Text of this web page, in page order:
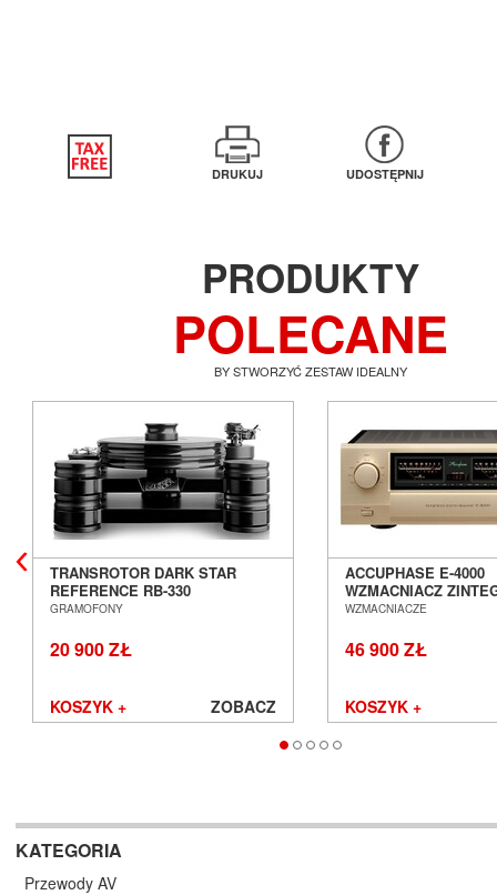
DRUKUJ UDOSTĘPNIJ
PRODUKTY
POLECANE
BY STWORZYĆ ZESTAW IDEALNY
TRANSROTOR DARK STAR
REFERENCE RB-330
GRAMOFON ANALOGOWY
GRAMOFONY
20 900 ZŁ
KOSZYK + ZOBACZ
ACCUPHASE E-4000
WZMACNIACZ
SALON POZNAŃ
WZMACNIACZE
46 900 ZŁ
KOSZYK +
KATEGORIA
Przewody AV